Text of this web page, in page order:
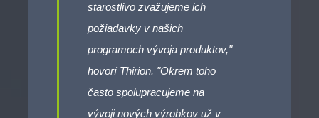
starostlivo zvažujeme ich
požiadavky v našich
programoch vývoja produktov,"
hovorí Thirion. "Okrem toho
často spolupracujeme na
vývoji nových výrobkov už v